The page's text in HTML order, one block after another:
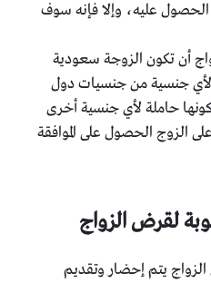
الحصول عليه، وإلا فإنه سوف
أن تكون الزوجة سعودية
لأي جنسية من جنسيات دول
حاملة لأي جنسية أخرى
الزوج الحصول على الموافقة
لقرض الزواج
يتم إحضار وتقديم